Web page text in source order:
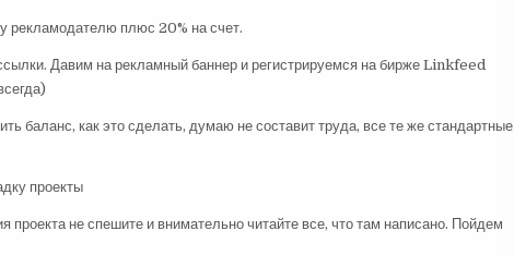
рекламодателю плюс 20% на счет.
Давим на рекламный баннер и регистрируемся на бирже Linkfeed
баланс, как это сделать, думаю не составит труда, все те же стандартные
проекты
проекта не спешите и внимательно читайте все, что там написано. Пойдем